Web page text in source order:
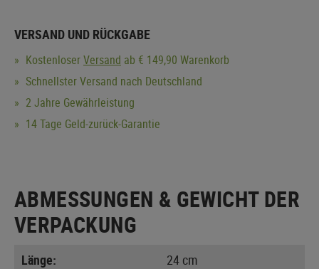
VERSAND UND RÜCKGABE
KostenloserVersand ab € 149,90 Warenkorb
Schnellster Versand nach Deutschland
2 Jahre Gewährleistung
14 Tage Geld-zurück-Garantie
ABMESSUNGEN & GEWICHT DER
VERPACKUNG
Länge:
24 cm